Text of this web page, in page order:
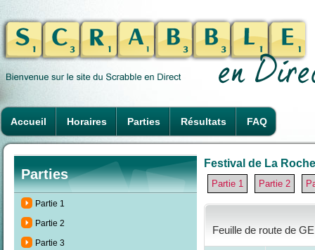
Accueil Horaires Parties Résultats FAQ
Parties
Partie 1
Partie 2
Partie 3
Festival de La
Partie 1 Partie 2
Feuille de route de